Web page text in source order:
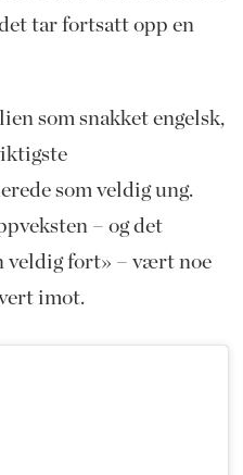
tar fortsatt opp en
som snakket engelsk,
som veldig ung.
– og det
veldig fort» – vært noe
imot.